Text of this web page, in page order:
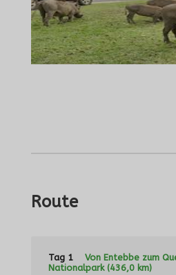
Route
Tag 1
Von Entebbe zum
Nationalpark (436,0 km)